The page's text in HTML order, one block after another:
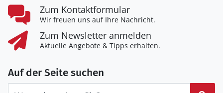
Zum Kontaktformular
Wir freuen uns auf Ihre Nachricht.
Zum Newsletter anmelden
Aktuelle Angebote & Tipps erhalten.
Auf der Seite suchen